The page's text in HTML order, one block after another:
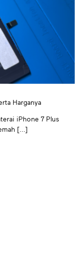
Harganya
iPhone 7 Plus
[...]